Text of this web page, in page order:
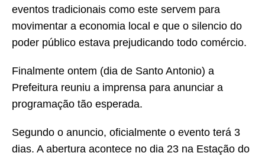
eventos tradicionais como este servem para
movimentar a economia local e que o silencio do
poder público estava prejudicando todo comércio.
Finalmente ontem (dia de Santo Antonio) a
Prefeitura reuniu a imprensa para anunciar a
programação tão esperada.
Segundo o anuncio, oficialmente o evento terá 3
dias. A abertura acontece no dia 23 na Estação do